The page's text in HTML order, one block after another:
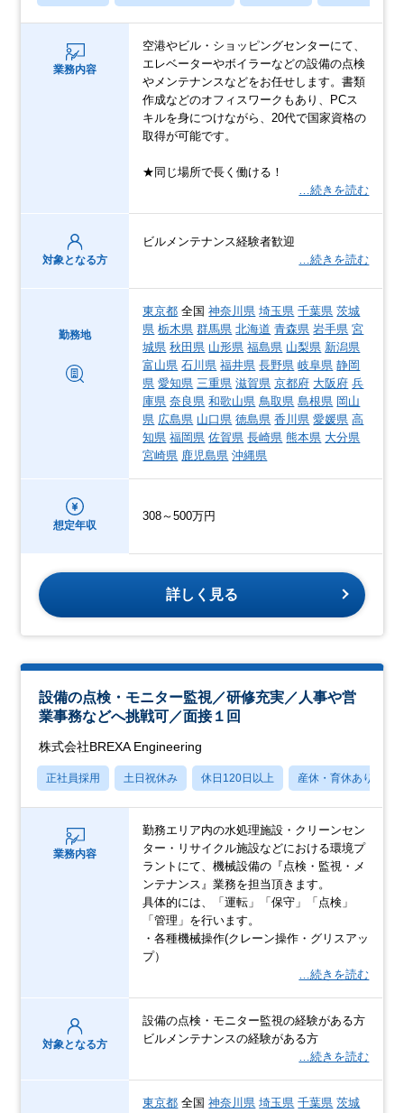
業務内容
空港やビル・ショッピングセンターにて、
エレベーターやボイラーなどの設備の点検
やメンテナンスなどをお任せします。書類
作成などのオフィスワークもあり、PCス
キルを身につけながら、20代で国家資格の
取得が可能です。
★同じ場所で長く働ける！
…続きを読む
対象となる方
ビルメンテナンス経験者歓迎
…続きを読む
勤務地
東京都 全国神奈川県 埼玉県 千葉県 茨城
県 栃木県 群馬県 北海道 青森県 岩手県 宮
城県 秋田県 山形県 福島県 山梨県 新潟県
富山県 石川県 福井県 長野県 岐阜県 静岡
県 愛知県 三重県 滋賀県 京都府 大阪府 兵
庫県 奈良県 和歌山県 鳥取県 島根県 岡山
県 広島県 山口県 徳島県 香川県 愛媛県 高
知県 福岡県 佐賀県 長崎県 熊本県 大分県
宮崎県 鹿児島県 沖縄県
想定年収
308～500万円
詳しく見る
設備の点検・モニター監視／研修充実／人事や営
業事務などへ挑戦可／面接１回
株式会社BREXA Engineering
正社員採用 土日祝休み 休日120日以上 産休・育休あり
業務内容
勤務エリア内の水処理施設・クリーンセン
ター・リサイクル施設などにおける環境プ
ラントにて、機械設備の『点検・監視・メ
ンテナンス』業務を担当頂きます。
具体的には、「運転」「保守」「点検」
「管理」を行います。
・各種機械操作(クレーン操作・グリスアッ
プ）
…続きを読む
対象となる方
設備の点検・モニター監視の経験がある方
ビルメンテナンスの経験がある方
…続きを読む
東京都 全国神奈川県 埼玉県 千葉県 茨城